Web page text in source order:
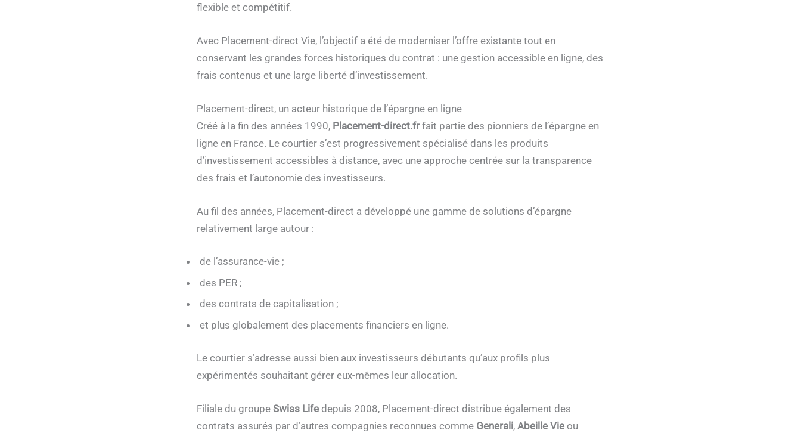
flexible et compétitif.
Avec Placement-direct Vie, l’objectif a été de moderniser l’offre existante tout en
conservant les grandes forces historiques du contrat : une gestion accessible en ligne, des
frais contenus et une large liberté d’investissement.
Placement-direct, un acteur historique de l’épargne en ligne
Créé à la fin des années 1990, Placement-direct.frfait partie des pionniers de l’épargne en
ligne en France. Le courtier s’est progressivement spécialisé dans les produits
d’investissement accessibles à distance, avec une approche centrée sur la transparence
des frais et l’autonomie des investisseurs.
Au fil des années, Placement-direct a développé une gamme de solutions d’épargne
relativement large autour :
de l’assurance-vie ;
des PER ;
des contrats de capitalisation ;
et plus globalement des placements financiers en ligne.
Le courtier s’adresse aussi bien aux investisseurs débutants qu’aux profils plus
expérimentés souhaitant gérer eux-mêmes leur allocation.
Filiale du groupeSwiss Life depuis 2008, Placement-direct distribue également des
contrats assurés par d’autres compagnies reconnues comme Generali,Abeille Vie ou